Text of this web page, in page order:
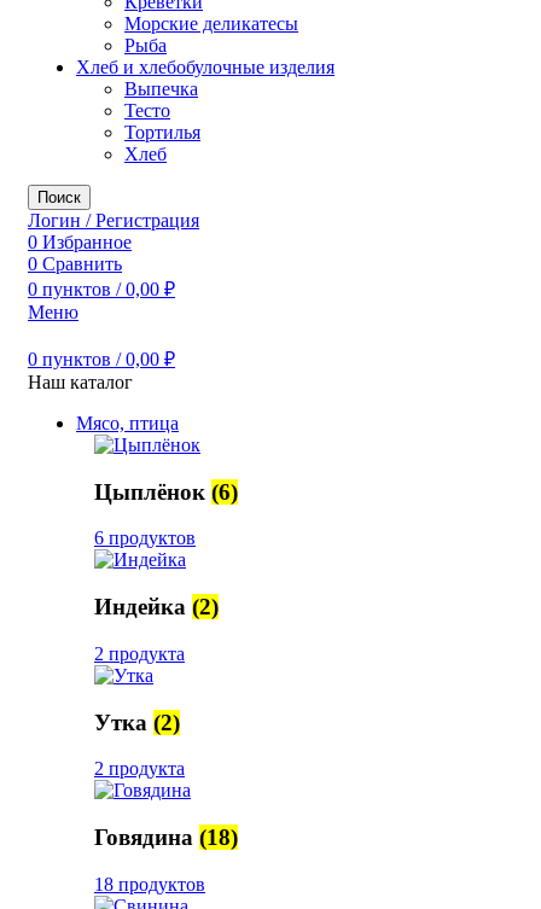
Морские деликатесы
Рыба
Хлеб и хлебобулочные изделия
Выпечка
Тесто
Тортилья
Хлеб
Поиск
Логин / Регистрация
0 Избранное
0 Сравнить
0 пунктов / 0,00 ₽
Меню
0 пунктов / 0,00 ₽
Наш каталог
Мясо, птица
Цыплёнок (6)
6 продуктов
Индейка (2)
2 продукта
Утка (2)
2 продукта
Говядина (18)
18 продуктов